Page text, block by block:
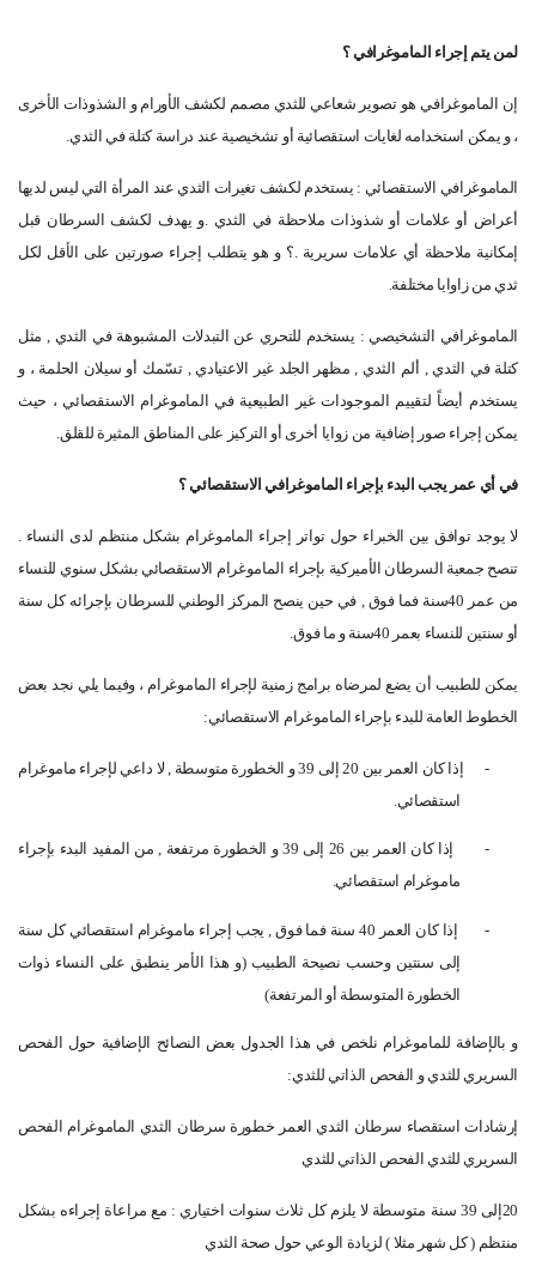
لمن يتم إجراء الماموغرافي ؟
إن الماموغرافي هو تصوير شعاعي للثدي مصمم لكشف الأورام و الشذوذات الأخرى
، و يمكن استخدامه لغايات استقصائية أو تشخيصية عند دراسة كتلة في الثدي.
الماموغرافي الاستقصائي : يستخدم لكشف تغيرات الثدي عند المرأة التي ليس لديها
أعراض أو علامات أو شذوذات ملاحظة في الثدي .و يهدف لكشف السرطان قبل
إمكانية ملاحظة أي علامات سريرية .؟ و هو يتطلب إجراء صورتين على الأقل لكل
ثدي من زاوايا مختلفة.
الماموغرافي التشخيصي : يستخدم للتحري عن التبدلات المشبوهة في الثدي , مثل
كتلة في الثدي , ألم الثدي , مظهر الجلد غير الاعتيادي , تسّمك أو سيلان الحلمة ، و
يستخدم أيضاً لتقييم الموجودات غير الطبيعية في الماموغرام الاستقصائي ، حيث
يمكن إجراء صور إضافية من زوايا أخرى أو التركيز على المناطق المثيرة للقلق.
في أي عمر يجب البدء بإجراء الماموغرافي الاستقصائي ؟
لا يوجد توافق بين الخبراء حول تواتر إجراء الماموغرام بشكل منتظم لدى النساء .
تنصح جمعية السرطان الأميركية بإجراء الماموغرام الاستقصائي بشكل سنوي للنساء
من عمر 40سنة فما فوق , في حين ينصح المركز الوطني للسرطان بإجرائه كل سنة
أو سنتين للنساء بعمر 40سنة و ما فوق
.
يمكن للطبيب أن يضع لمرضاه برامج زمنية لإجراء الماموغرام ، وفيما يلي نجد بعض
الخطوط العامة للبدء بإجراء الماموغرام الاستقصائي:
-
إذا كان العمر بين 20 إلى 39 و الخطورة متوسطة , لا داعي لإجراء ماموغرام
استقصائي.
-
إذا كان العمر بين 26 إلى 39 و الخطورة مرتفعة , من المفيد البدء بإجراء
ماموغرام استقصائي.
-
إذا كان العمر 40 سنة فما فوق , يجب إجراء ماموغرام استقصائي كل سنة
إلى سنتين وحسب نصيحة الطبيب (و هذا الأمر ينطبق على النساء ذوات
الخطورة المتوسطة أو المرتفعة)
و بالإضافة للماموغرام نلخص في هذا الجدول بعض النصائح الإضافية حول الفحص
السريري للثدي و الفحص الذاتي للثدي:
إرشادات استقصاء سرطان الثدي العمر خطورة سرطان الثدي الماموغرام الفحص
السريري للثدي الفحص الذاتي للثدي
20 إلى 39 سنة
متوسطة لا يلزم كل ثلاث سنوات اختياري : مع مراعاة إجراءه بشكل
منتظم ( كل شهر مثلا ) لزيادة الوعي حول صحة الثدي